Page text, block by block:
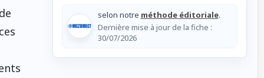
selon notre méthode éditoriale.
Dernière mise à jour de la fiche :
30/07/2026